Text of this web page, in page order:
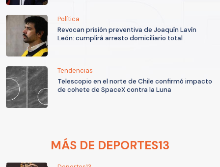
Política
Revocan prisión preventiva de Joaquín Lavín
León: cumplirá arresto domiciliario total
Tendencias
Telescopio en el norte de Chile confirmó impacto
de cohete de SpaceX contra la Luna
MÁS DE DEPORTES13